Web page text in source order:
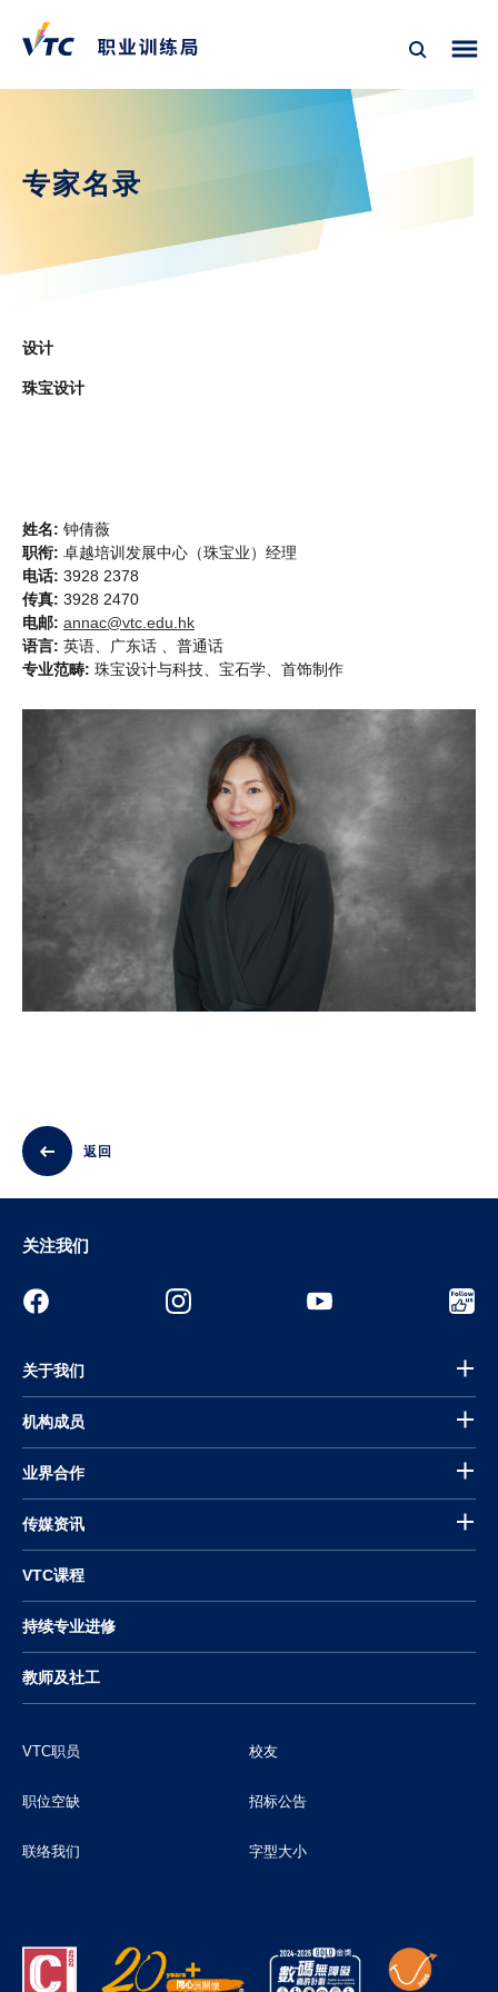
专家名录
设计
珠宝设计
姓名: 钟倩薇
职衔: 卓越培训发展中心（珠宝业）经理
电话: 3928 2378
传真: 3928 2470
电邮: annac@vtc.edu.hk
语言: 英语、广东话 、普通话
专业范畴: 珠宝设计与科技、宝石学、首饰制作
返回
关注我们
关于我们
机构成员
业界合作
传媒资讯
VTC课程
持续专业进修
教师及社工
VTC职员 校友
职位空缺 招标公告
联络我们 字型大小